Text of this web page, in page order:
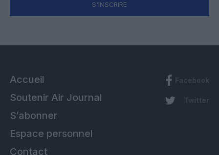
S'INSCRIRE
Accueil
Soutenir Air Journal
S’abonner
Espace personnel
Contact